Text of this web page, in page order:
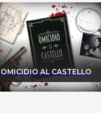
OMICIDIO AL CASTELLO